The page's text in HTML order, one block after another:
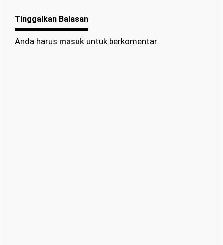
Tinggalkan Balasan
Anda harus masuk untuk berkomentar.